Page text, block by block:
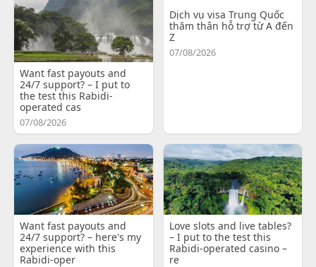
Want fast payouts and
24/7 support? – I put to
the test this Rabidi-
operated cas
07/08/2026
Dịch vụ visa Trung Quốc
thăm thân hỗ trợ từ A đến
Z
07/08/2026
Want fast payouts and
24/7 support? – here's my
experience with this
Rabidi-oper
Love slots and live tables?
– I put to the test this
Rabidi-operated casino –
re